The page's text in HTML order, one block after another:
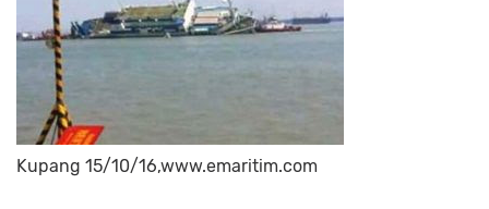
Kupang 15/10/16,www.emaritim.com